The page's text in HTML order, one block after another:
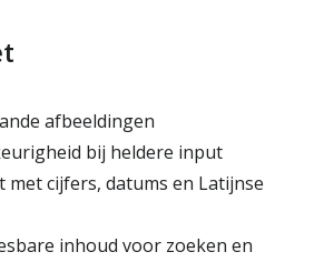
afbeeldingen
bij heldere input
met cijfers, datums en Latijnse
inhoud voor zoeken en